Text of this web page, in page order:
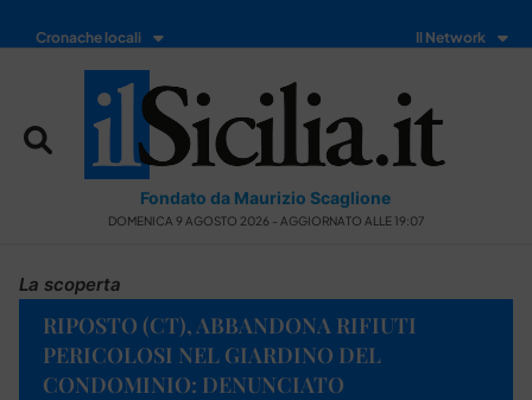
Cronache locali Il Network
Fondato da Maurizio Scaglione
DOMENICA 9 AGOSTO 2026 - AGGIORNATO ALLE 19:07
La scoperta
RIPOSTO (CT), ABBANDONA RIFIUTI
PERICOLOSI NEL GIARDINO DEL
CONDOMINIO: DENUNCIATO